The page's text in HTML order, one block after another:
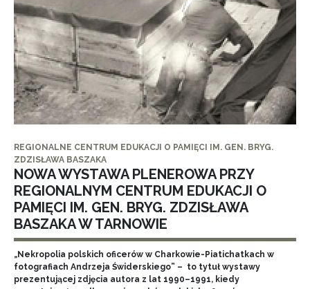
REGIONALNE CENTRUM EDUKACJI O PAMIĘCI IM. GEN. BRYG.
ZDZISŁAWA BASZAKA
NOWA WYSTAWA PLENEROWA PRZY
REGIONALNYM CENTRUM EDUKACJI O
PAMIĘCI IM. GEN. BRYG. ZDZISŁAWA
BASZAKA W TARNOWIE
„Nekropolia polskich oficerów w Charkowie-Piatichatkach w
fotografiach Andrzeja Świderskiego” – to tytuł wystawy
prezentującej zdjęcia autora z lat 1990–1991, kiedy